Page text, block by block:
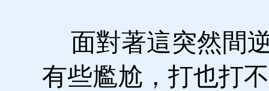
面對著這突然間
有些尷尬，打也打